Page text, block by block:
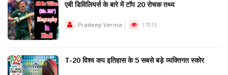
एबी डिविलियर्स के बारे में टॉप 20 रोचक तथ्य
Pradeep Verma 17013
T-20 विश्व कप इतिहास के 5 सबसे बड़े व्यक्तिगत स्कोर